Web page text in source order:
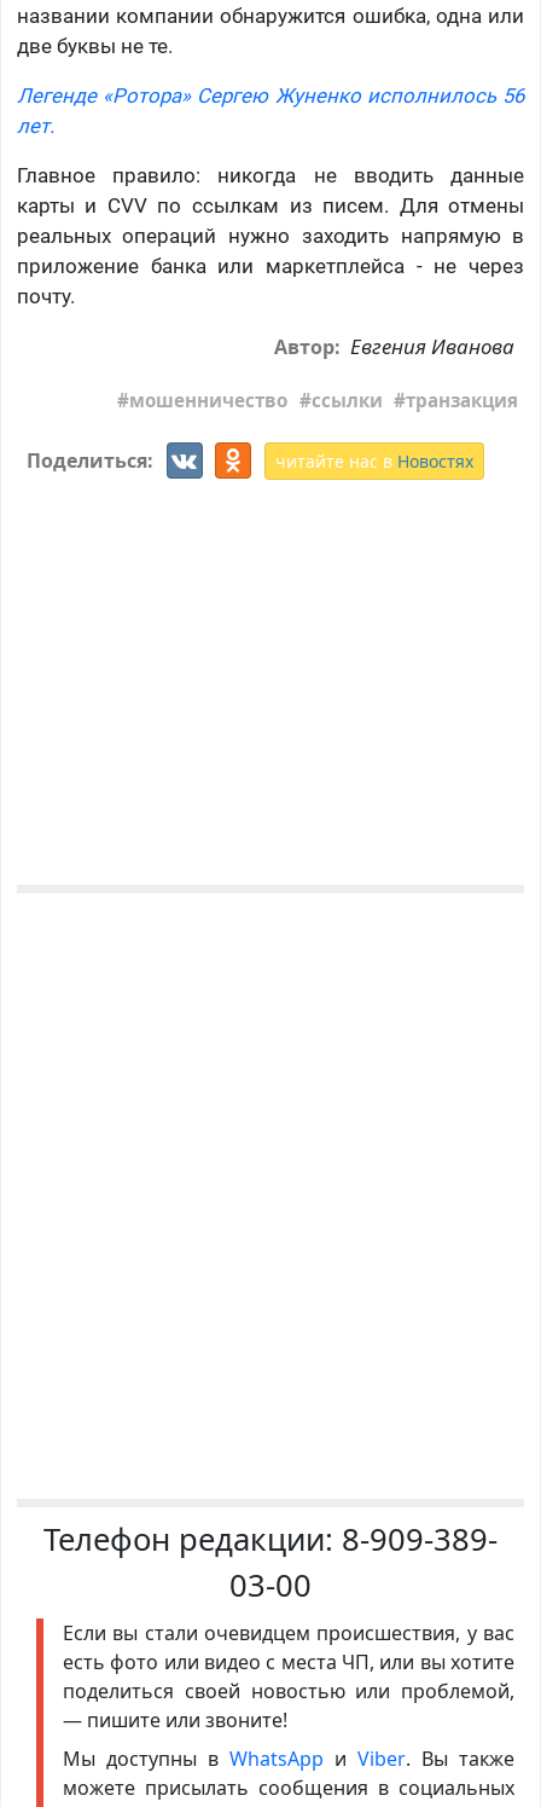
названии компании обнаружится ошибка, одна или
две буквы не те.
Легенде «Ротора» Сергею Жуненко исполнилось 56
лет.
Главное правило: никогда не вводить данные
карты и CVV по ссылкам из писем. Для отмены
реальных операций нужно заходить напрямую в
приложение банка или маркетплейса - не через
почту.
Автор: Евгения Иванова
мошенничество ссылки транзакция
Поделиться: читайте нас в Новостях
Телефон редакции: 8-909-389-
03-00
Если вы стали очевидцем происшествия, у вас
есть фото или видео с места ЧП, или вы хотите
поделиться своей новостью или проблемой,
— пишите или звоните!
Мы доступны в WhatsApp иViber. Вы также
можете присылать сообщения в социальных